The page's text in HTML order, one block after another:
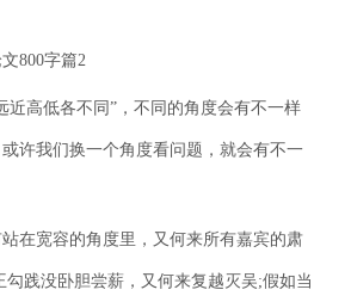
800字篇2
近高低各不同”，不同的角度会有不一样
许我们换一个角度看问题，就会有不一
在宽容的角度里，又何来所有嘉宾的肃
勾践没卧胆尝薪，又何来复越灭吴;假如当